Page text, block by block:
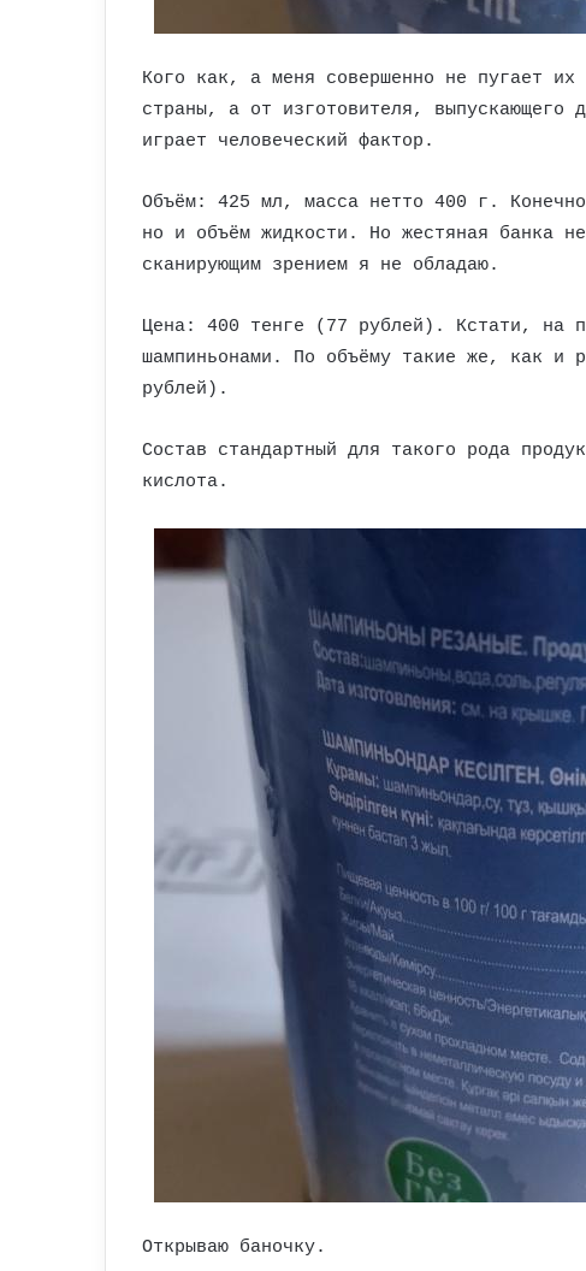
Кого как, а меня совершенно не пугает
страны, а от изготовителя, выпускающего
играет человеческий фактор.
Объём: 425 мл, масса нетто 400 г.
но и объём жидкости. Но жестяная банка
сканирующим зрением я не обладаю.
Цена: 400 тенге (77 рублей). Кстати, на
шампиньонами. По объёму такие же, как и
рублей).
Состав стандартный для такого рода
кислота.
Открываю баночку.